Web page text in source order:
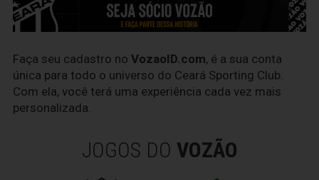
Faça seu cadastro no VozaoID.com, é a sua conta
única para todo o universo do Ceará Sporting Club.
Com ela, você terá uma experiência cada vez mais
personalizada.
JOGOS DO VOZÃO